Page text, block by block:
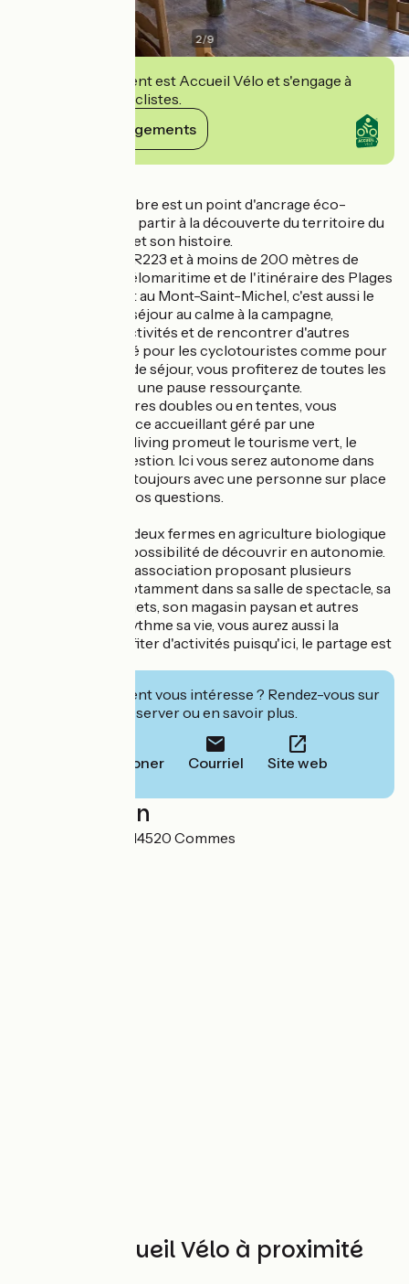
2/9
Cet établissement est Accueil Vélo et s'engage à
accueillir des cyclistes.
Voir ses engagements
Le coliving de L'Arbre est un point d'ancrage éco-
responsable pour partir à la découverte du territoire du
Bessin, sa culture et son histoire.
Sur liminaire du GR223 et à moins de 200 mètres de
l'itinéraire de la Vélomaritime et de l'itinéraire des Plages
du Débarquement au Mont-Saint-Michel, c'est aussi le
lieu idéal pour un séjour au calme à la campagne,
participer à des activités et de rencontrer d'autres
personnes. Equipé pour les cyclotouristes comme pour
les autres modes de séjour, vous profiterez de toutes les
commodités pour une pause ressourçante.
En dortoir, chambres doubles ou en tentes, vous
trouverez un espace accueillant géré par une
association. Le coliving promeut le tourisme vert, le
partage et l'autogestion. Ici vous serez autonome dans
votre séjour mais toujours avec une personne sur place
pour répondre à vos questions.
Situé au milieu de deux fermes en agriculture biologique
que vous aurez la possibilité de découvrir en autonomie.
L'Arbre étant une association proposant plusieurs
autres activités notamment dans sa salle de spectacle, sa
bibliothèque d'objets, son magasin paysan et autres
événements qui rythme sa vie, vous aurez aussi la
possibilité de profiter d'activités puisqu'ici, le partage est
Cet établissement vous intéresse ? Rendez-vous sur
leur site pour réserver ou en savoir plus.
Téléphoner Courriel Site web
Localisation
4 route de Villers 14520 Commes
Autres Accueil Vélo à proximité